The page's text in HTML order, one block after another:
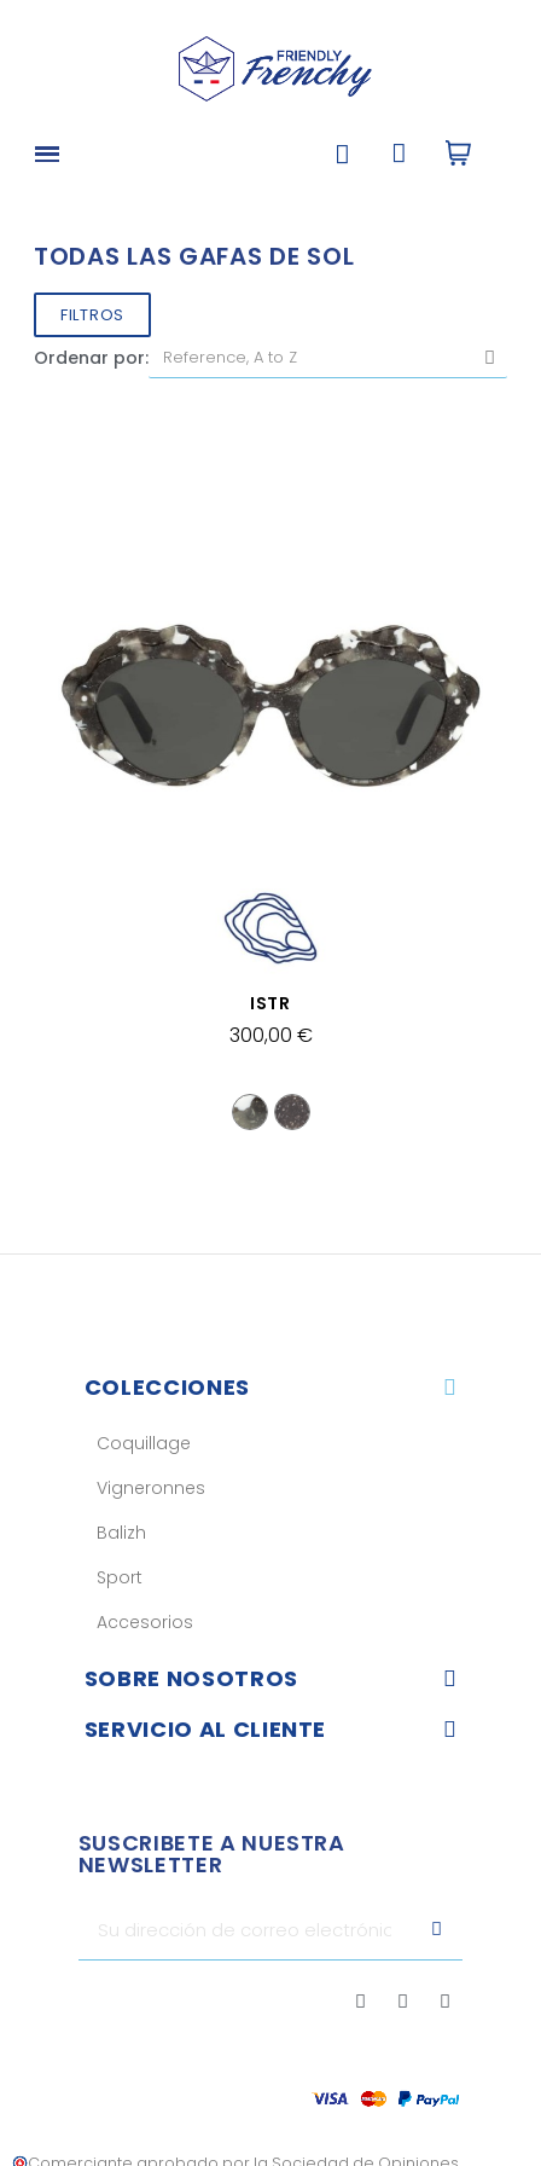
TODAS LAS GAFAS DE SOL
FILTROS
Ordenar por:
VISTA RÁPIDA
ISTR
300,00 €
COLECCIONES
Coquillage
Vigneronnes
Balizh
Sport
Accesorios
SOBRE NOSOTROS
SERVICIO AL CLIENTE
SUSCRIBETE A NUESTRA
NEWSLETTER